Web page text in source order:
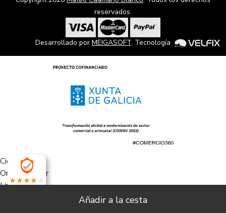
reservados.
Desarrollado por MEIGASOFT. Tecnología
Cierra
Ordenado por
Limpiar